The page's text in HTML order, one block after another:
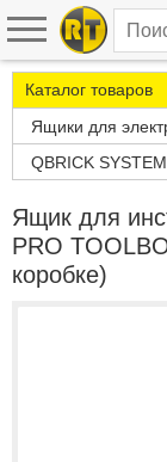
Каталог товаров
Ящики для
QBRICK SYSTEM
Ящик для
PRO
коробке)